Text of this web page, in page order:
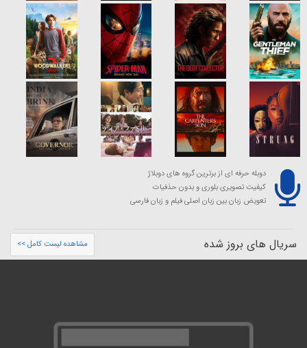
دوبله حرفه ای از برترین گروه های دوبلاژ
کیفیت تصویری بلوری و بدون حذفیات
تعویض زبان بین زبان اصلی فیلم و زبان فارسی
سریال های بروز شده مشاهده لیست کامل >>